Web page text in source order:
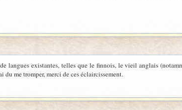
langues existantes, telles que le finnois, le vieil anglais
du me tromper, merci de ces éclaircissement.